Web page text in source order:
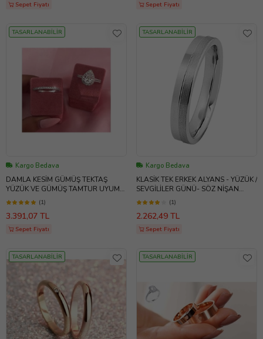
Sepet Fiyatı Sepet Fiyatı
TASARLANABİLİR
Kargo Bedava
DAMLA KESİM GÜMÜŞ TEKTAŞ
YÜZÜK VE GÜMÜŞ TAMTUR UYUMU
/ KADINLAR GÜNÜ HEDİYESİ / ATS
(1)
3.391,07 TL
Sepet Fiyatı
TASARLANABİLİR
Kargo Bedava
KLASİK TEK ERKEK ALYANS - YÜZÜK /
SEVGİLİLER GÜNÜ- SÖZ NİŞAN
YÜZÜĞÜ / ATS11158
(1)
2.262,49 TL
Sepet Fiyatı
TASARLANABİLİR TASARLANABİLİR